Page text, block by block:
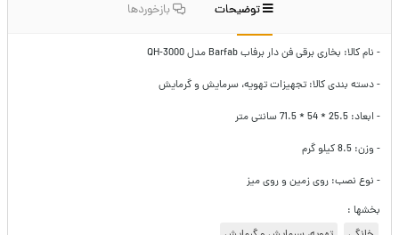
توضیحات بازخوردها
- نام کالا: بخاری برقی فن دار برفاب Barfab مدل QH-3000
- دسته بندی کالا: تجهیزات تهویه، سرمایش و گرمایش
- ابعاد: 25.5 * 54 * 71.5 سانتی متر
- وزن: 8.5 کیلو گرم
- نوع نصب: روی زمین و روی میز
بخشها :